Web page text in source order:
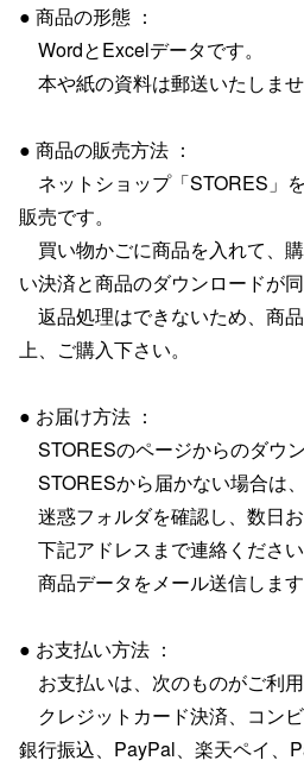
● 商品の形態 ：
WordとExcelデータです。
本や紙の資料は郵送いたしませ
● 商品の販売方法 ：
ネットショップ「STORES」
販売です。
買い物かごに商品を入れて、
い決済と商品のダウンロードが同
返品処理はできないため、商
上、ご購入下さい。
● お届け方法 ：
STORESのページからのダウ
STORESから届かない場合は、
迷惑フォルダを確認し、数日お
下記アドレスまで連絡ください
商品データをメール送信します
● お支払い方法 ：
お支払いは、次のものがご利用
クレジットカード決済、コンビ
銀行振込、PayPal、楽天ペイ、